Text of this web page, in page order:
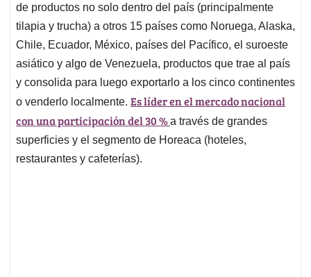
de productos no solo dentro del país (principalmente
tilapia y trucha) a otros 15 países como Noruega, Alaska,
Chile, Ecuador, México, países del Pacífico, el suroeste
asiático y algo de Venezuela, productos que trae al país
y consolida para luego exportarlo a los cinco continentes
o venderlo localmente. Es líder en el mercado nacional
con una participación del 30 %a través de grandes
superficies y el segmento de Horeaca (hoteles,
restaurantes y cafeterías).